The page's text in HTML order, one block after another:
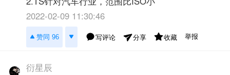
2022-02-09 11:30:46
赞同 96 写评论 分享 收藏 举报
衍星辰